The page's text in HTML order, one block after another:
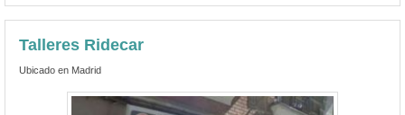
Talleres Ridecar
Ubicado en Madrid